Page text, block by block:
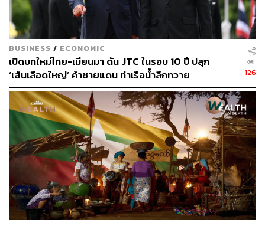
และยังคงเป็นภาพการเดินทางที่ดีสำหรับประเทศไทยในปีนี้
เพราะภายใน 24 ชั่วโมงหลังรัฐบาลจีนประกาศยกเลิกข้อ
กำหนดการกักตัวขาเข้าเมื่อวันที่ 26 ธันวาคม 2565 ส่งผลให้
ประเทศไทยรั้งเบอร์ 1 จุดหมายปลายทางต่างประเทศที่นัก
เดินทางชาวจีนมีการค้นหามากที่สุดบน Airbnb
“ประเทศไทยเป็นตัวเลือกแรกๆ ที่ชาวจีนสนใจ เพราะชื่นชอบ
ธรรมชาติ นอกจากนี้ชาวจีนมีความสนใจที่จะเรียนรู้
ภูมิปัญญาชาวบ้าน และกรุงเทพฯ เป็นเป้าหมายอันดับ 1 ของ
คนจีนที่จะออกเดินทางนอกประเทศครั้งแรกอีกด้วย”
เพื่อดึงดูดนักท่องเที่ยวจีน Airbnb จึงร่วมกับการท่องเที่ยวจีน
พัฒนาโปรแกรมส่งเสริมการท่องเที่ยวในไทย และพบว่า
โฮสต์จำนวนมากกว่า 50% เริ่มทำไกด์ไลน์บุ๊กเป็นภาษาจีน
เพื่อรับนักท่องเที่ยวด้วย
BUSINESS / ECONOMIC
เปิดบทใหม่ไทย-เมียนมา ดัน JTC ในรอบ 10 ปี ปลุก
‘เส้นเลือดใหญ่’ ค้าชายแดน ท่าเรือน้ำลึกทวาย
126